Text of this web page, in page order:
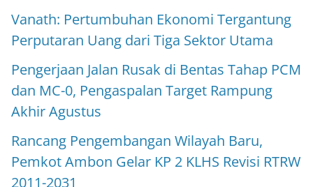
Vanath: Pertumbuhan Ekonomi Tergantung
Perputaran Uang dari Tiga Sektor Utama
Pengerjaan Jalan Rusak di Bentas Tahap PCM
dan MC-0, Pengaspalan Target Rampung
Akhir Agustus
Rancang Pengembangan Wilayah Baru,
Pemkot Ambon Gelar KP 2 KLHS Revisi RTRW
2011-2031